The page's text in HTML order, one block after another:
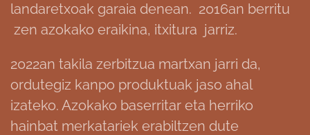
landaretxoak garaia denean. 2016an berritu
zen azokako eraikina, itxitura jarriz.
2022an takila zerbitzua martxan jarri da,
ordutegiz kanpo produktuak jaso ahal
izateko. Azokako baserritar eta herriko
hainbat merkatariek erabiltzen dute